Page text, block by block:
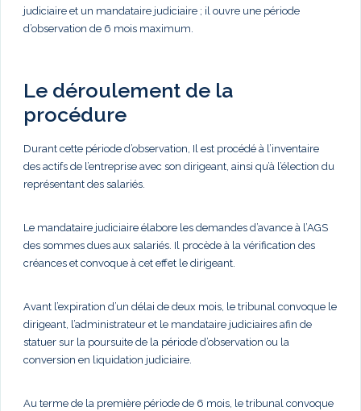
judiciaire et un mandataire judiciaire ; il ouvre une période
d’observation de 6 mois maximum.
Le déroulement de la
procédure
Durant cette période d’observation, Il est procédé à l’inventaire
des actifs de l’entreprise avec son dirigeant, ainsi qu’à l’élection du
représentant des salariés.
Le mandataire judiciaire élabore les demandes d’avance à l’AGS
des sommes dues aux salariés. Il procède à la vérification des
créances et convoque à cet effet le dirigeant.
Avant l’expiration d’un délai de deux mois, le tribunal convoque le
dirigeant, l’administrateur et le mandataire judiciaires afin de
statuer sur la poursuite de la période d’observation ou la
conversion en liquidation judiciaire.
Au terme de la première période de 6 mois, le tribunal convoque